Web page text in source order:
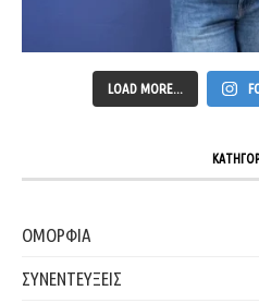
LOAD MORE...
ΟΜΟΡΦΙΑ
ΣΥΝΕΝΤΕΥΞΕΙΣ